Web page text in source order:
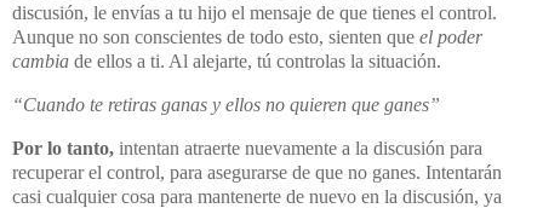
discusión, le envías a tu hijo el mensaje de que tienes el control.
Aunque no son conscientes de todo esto, sienten que el poder
cambia de ellos a ti. Al alejarte, tú controlas la situación.
“Cuando te retiras ganas y ellos no quieren que ganes”
Por lo tanto, intentan atraerte nuevamente a la discusión para
recuperar el control, para asegurarse de que no ganes. Intentarán
casi cualquier cosa para mantenerte de nuevo en la discusión, ya